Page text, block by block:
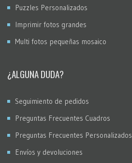
Puzzles Personalizados
Imprimir fotos grandes
Multi fotos pequeñas mosaico
¿ALGUNA DUDA?
Seguimiento de pedidos
Preguntas Frecuentes Cuadros
Preguntas Frecuentes Personalizados
Envíos y devoluciones